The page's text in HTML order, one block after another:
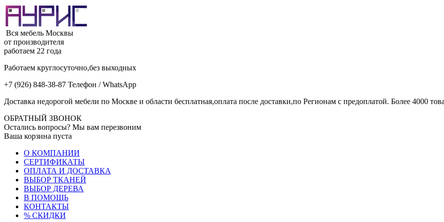
Вся мебель Москвы
от производителя
работаем 22 года
Работаем круглосуточно,без выходных
+7 (926) 848-38-87 Телефон / WhatsApp
Доставка недорогой мебели по Москве и области бесплатная,оплата после доставки,по Регионам с предоплатой. Более 4000
ОБРАТНЫЙ ЗВОНОК
Остались вопросы? Мы вам перезвоним
Ваша корзина пуста
О КОМПАНИИ
СЕРТИФИКАТЫ
ОПЛАТА И ДОСТАВКА
ВЫБОР ТКАНЕЙ
ВЫБОР ДЕРЕВА
В ПОМОЩЬ
КОНТАКТЫ
% СКИДКИ